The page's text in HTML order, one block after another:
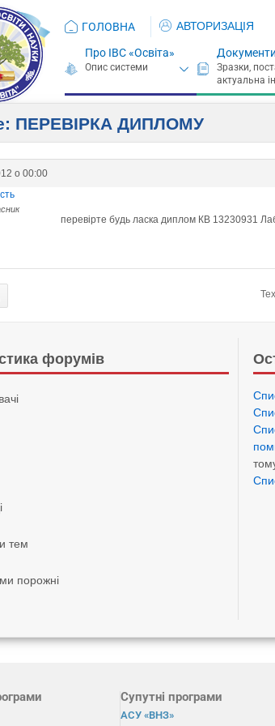
ГОЛОВНА АВТОРИЗАЦІЯ
Про ІВС «Освіта» Документи
ПЕРЕВIРКА ДИПЛОМУ
о 00:00
перевірте будь ласка диплом КВ 13230931
форумів
тем
порожні
Супутні програми
АСУ «ВНЗ»